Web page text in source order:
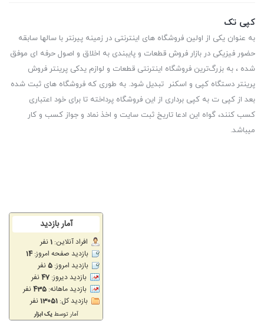
کپی تک
به عنوان یکی از اولین فروشگاه های اینترنتی در زمینه پیرنتر با سالها سابقه
حضور فیزیکی در بازار فروش قطعات و پایبندی به اخلاق و اصول حرفه ای موفق
شده ، به بزرگ‌ترین فروشگاه اینترنتی قطعات و لوازم یدکی پرینتر فروش
پرینتر دستگاه کپی و اسکنر تبدیل شود. به طوری که فروشگاه های ثبت شده
بعد از کپی ت به کپی برداری از این فروشگاه پرداخته تا برای خود اعتباری
کسب کنند، گواه این ادعا تاریخ ثبت سایت و اخذ نماد و جواز کسب و کار
میباشد.